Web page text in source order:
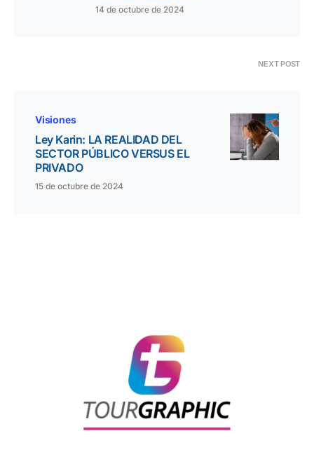
14 de octubre de 2024
NEXT POST
Visiones
Ley Karin: LA REALIDAD DEL
SECTOR PÚBLICO VERSUS EL
PRIVADO
15 de octubre de 2024